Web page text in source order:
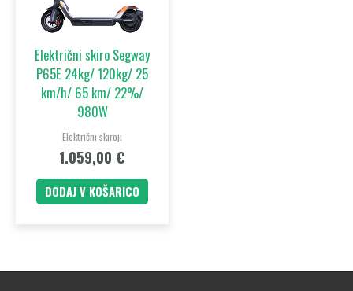
Električni skiro Segway
P65E 24kg/ 120kg/ 25
km/h/ 65 km/ 22%/
980W
Električni skiroji
1.059,00 €
DODAJ V KOŠARICO